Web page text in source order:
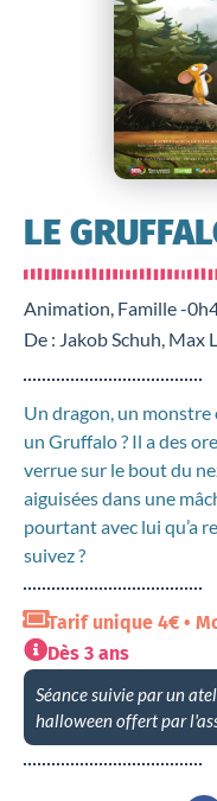
LE
Animation, Famille -
De : Jakob Schuh, Max
Un dragon, un
un Gruffalo ? Il a des
verrue sur le bout du
aiguisées dans une
pourtant avec lui qu’a
suivez ?
Tarif unique 4€ •
Dès 3 ans
Séance suivie par un
halloween offert par